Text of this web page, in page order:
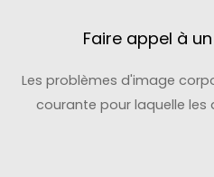
Faire appel à
Les problèmes d'image
courante pour laquelle